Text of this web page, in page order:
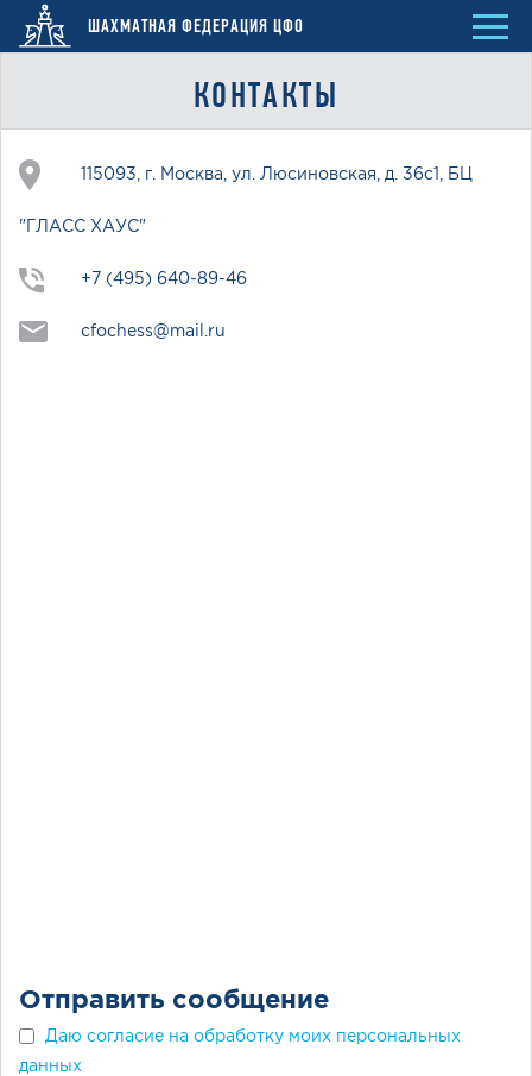
ШАХМАТНАЯ ФЕДЕРАЦИЯ ЦФО
КОНТАКТЫ
115093, г. Москва, ул. Люсиновская, д. 36с1, БЦ
"ГЛАСС ХАУС"
+7 (495) 640-89-46
cfochess@mail.ru
Отправить сообщение
Даю согласие на обработку моих персональных
данных